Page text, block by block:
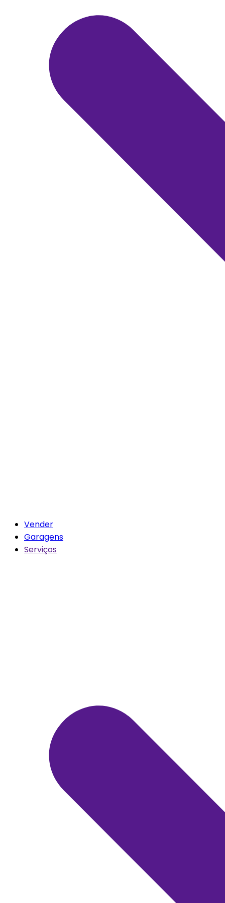
Vender
Garagens
Serviços